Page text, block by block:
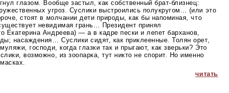
глазом. Вообще застыл, как собственныйбрат-близнец:
угроз. Суслики выстроились полукругом… (или это
стоят в молчании дети природы, как бы напоминая, что
невидимая грань… Президент принял
Екатерина Андреева) — а в кадре пески и лепет барханов,
насаждения… Суслики сидят, как приклеенные. Толян орет,
господи, когда глазки так и прыгают, как зверьки? Это
возможно, из зоопарка, тут никто не спорит. Но именно
читать